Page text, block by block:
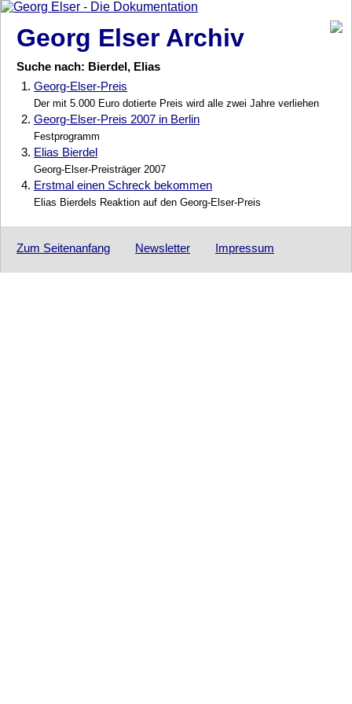
Georg Elser Archiv
Suche nach: Bierdel, Elias
1. Georg-Elser-Preis
Der mit 5.000 Euro dotierte Preis wird alle zwei Jahre verliehen
2. Georg-Elser-Preis 2007 in Berlin
Festprogramm
3. Elias Bierdel
Georg-Elser-Preisträger 2007
4. Erstmal einen Schreck bekommen
Elias Bierdels Reaktion auf den Georg-Elser-Preis
Zum Seitenanfang Newsletter Impressum